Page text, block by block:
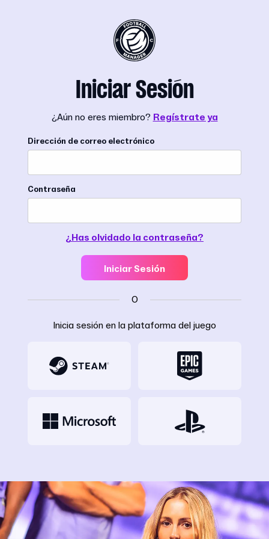
Iniciar Sesión
¿Aún no eres miembro? Regístrate ya
Dirección de correo electrónico
Contraseña
¿Has olvidado la contraseña?
Iniciar Sesión
O
Inicia sesión en la plataforma del juego